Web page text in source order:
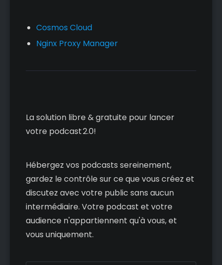
Cosmos Cloud
Nginx Proxy Manager
La solution libre & gratuite pour lancer
votre podcast 2.0!
Hébergez vos podcasts sereinement,
gardez le contrôle sur ce que vous créez et
discutez avec votre public sans aucun
intermédiaire. Votre podcast et votre
audience n'appartiennent qu'à vous, et
vous uniquement.